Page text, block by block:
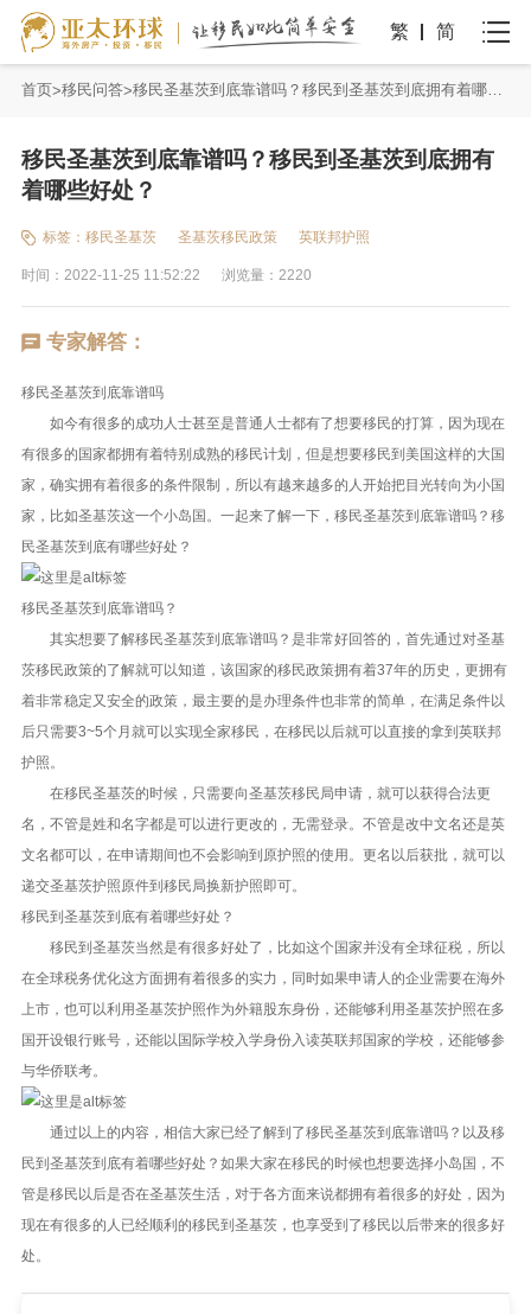
繁 简
首页 移民问答 移民圣基茨到底靠谱吗？移民到圣基茨到底拥有着哪些好处？
移民圣基茨到底靠谱吗？移民到圣基茨到底拥有
着哪些好处？
标签： 移民圣基茨 圣基茨移民政策 英联邦护照
时间：2022-11-25 11:52:22 浏览量：2220
专家解答：
移民圣基茨到底靠谱吗
如今有很多的成功人士甚至是普通人士都有了想要移民的打算，因为现在
有很多的国家都拥有着特别成熟的移民计划，但是想要移民到美国这样的大国
家，确实拥有着很多的条件限制，所以有越来越多的人开始把目光转向为小国
家，比如圣基茨这一个小岛国。一起来了解一下，移民圣基茨到底靠谱吗？移
民圣基茨到底有哪些好处？
移民圣基茨到底靠谱吗？
其实想要了解移民圣基茨到底靠谱吗？是非常好回答的，首先通过对圣基
茨移民政策的了解就可以知道，该国家的移民政策拥有着37年的历史，更拥有
着非常稳定又安全的政策，最主要的是办理条件也非常的简单，在满足条件以
后只需要3~5个月就可以实现全家移民，在移民以后就可以直接的拿到英联邦
护照。
在移民圣基茨的时候，只需要向圣基茨移民局申请，就可以获得合法更
名，不管是姓和名字都是可以进行更改的，无需登录。不管是改中文名还是英
文名都可以，在申请期间也不会影响到原护照的使用。更名以后获批，就可以
递交圣基茨护照原件到移民局换新护照即可。
移民到圣基茨到底有着哪些好处？
移民到圣基茨当然是有很多好处了，比如这个国家并没有全球征税，所以
在全球税务优化这方面拥有着很多的实力，同时如果申请人的企业需要在海外
上市，也可以利用圣基茨护照作为外籍股东身份，还能够利用圣基茨护照在多
国开设银行账号，还能以国际学校入学身份入读英联邦国家的学校，还能够参
与华侨联考。
通过以上的内容，相信大家已经了解到了移民圣基茨到底靠谱吗？以及移
民到圣基茨到底有着哪些好处？如果大家在移民的时候也想要选择小岛国，不
管是移民以后是否在圣基茨生活，对于各方面来说都拥有着很多的好处，因为
现在有很多的人已经顺利的移民到圣基茨，也享受到了移民以后带来的很多好
处。